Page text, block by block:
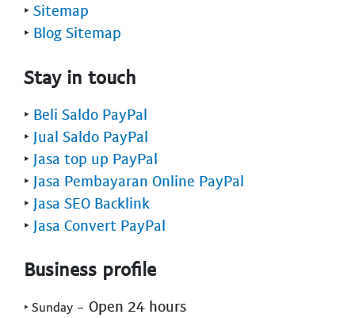
‣ Sitemap
‣ Blog Sitemap
Stay in touch
‣ Beli Saldo PayPal
‣ Jual Saldo PayPal
‣ Jasa top up PayPal
‣ Jasa Pembayaran Online PayPal
‣ Jasa SEO Backlink
‣ Jasa Convert PayPal
Business profile
‣ Sunday - Open 24 hours